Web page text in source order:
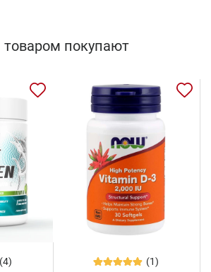
товаром покупают
(4) (1)